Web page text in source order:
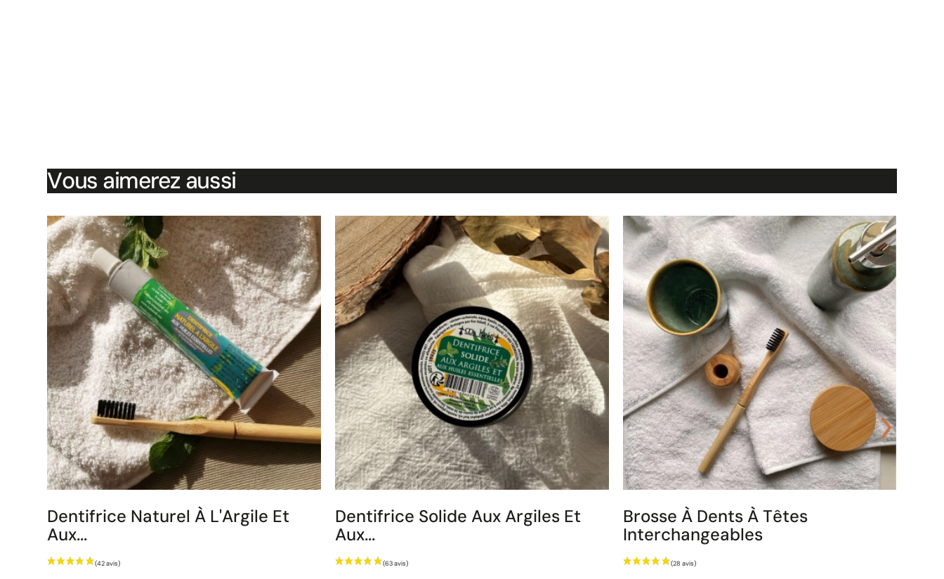
Vous aimerez aussi
Dentifrice Naturel À L'Argile Et
Aux...
Prix
Dentifrice Solide Aux Argiles Et
Aux...
Prix
Brosse À Dents À Têtes
Interchangeables
Prix